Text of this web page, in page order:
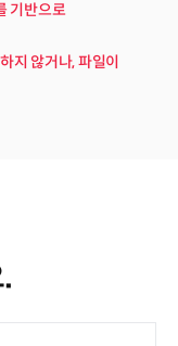
기반으로
지 않거나, 파일이